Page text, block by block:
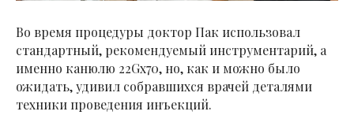
Во время процедуры доктор Пак использовал
стандартный, рекомендуемый инструментарий, а
именно канюлю 22Gх70, но, как и можно было
ожидать, удивил собравшихся врачей деталями
техники проведения инъекций.